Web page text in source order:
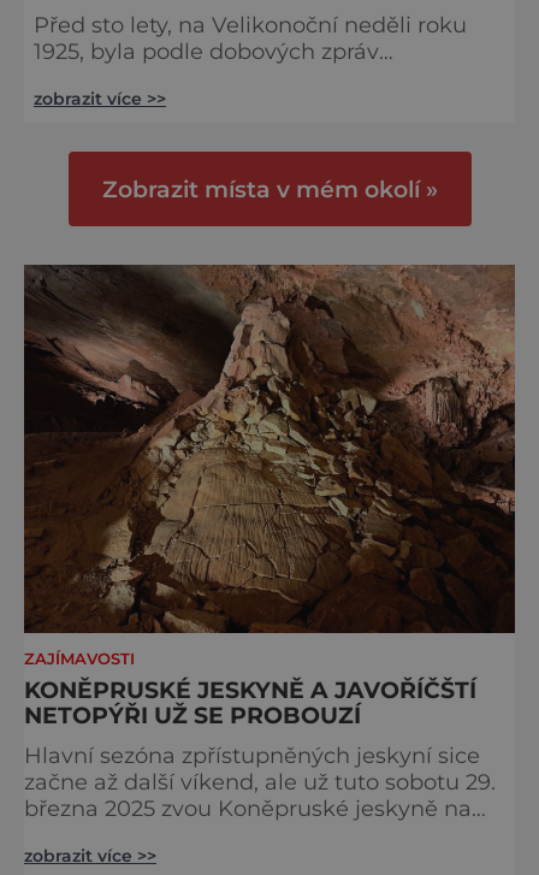
Před sto lety, na Velikonoční neděli roku
1925, byla podle dobových zpráv
v Moravském krasu. Tehdejší Akciová
zdobenou jeskyni v Ostrově u Macochy
vzala do správy, ji zpřístupnila už rok po
nejprve 16. června 1923 objevil samostatnou
du
zobrazit více >>
Zobrazit místa v mém okolí »
ZAJÍMAVOSTI
KONĚPRUSKÉ JESKYNĚ A JAVOŘÍČŠTÍ
NETOPÝŘI UŽ SE PROBOUZÍ
Hlavní sezóna zpřístupněných jeskyní sice
začne až další víkend, ale už tuto sobotu 29.
března 2025 zvou Koněpruské jeskyně na
přírody Českého krasu. Javoříčské jeskyně na
zobrazit více >>